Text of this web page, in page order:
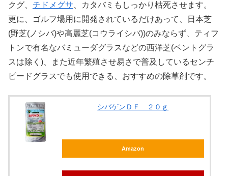
クグ、 チドメグサ、カタバミもしっかり枯死させます。
更に、ゴルフ場用に開発されているだけあって、日本芝
(野芝(ノシバ)や高麗芝(コウライシバ))のみならず、ティフ
トンで有名なバミューダグラスなどの西洋芝(ベントグラ
スは除く)、また近年繁殖させ易さで普及しているセンチ
ピードグラスでも使用できる、おすすめの除草剤です。
シバゲンＤＦ ２０ｇ
Amazon